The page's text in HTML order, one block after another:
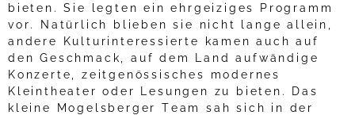
bieten. Sie legten ein ehrgeiziges Programm
vor. Natürlich blieben sie nicht lange allein,
andere Kulturinteressierte kamen auch auf
den Geschmack, auf dem Land aufwändige
Konzerte, zeitgenössisches modernes
Kleintheater oder Lesungen zu bieten. Das
kleine Mogelsberger Team sah sich in der